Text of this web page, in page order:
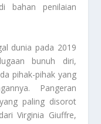
bahan penilaian
dunia pada 2019
bunuh diri,
pihak-pihak yang
Pangeran
paling disorot
Virginia Giuffre,